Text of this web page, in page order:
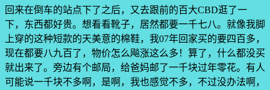
回来在倒车的站点下了之后，又去跟前的百大CBD逛了一
下，东西都好贵。想看看靴子，居然都要一千七八。就像我脚
上穿的这种短款的天美意的棉鞋，我07年回家买的要四百多，
现在都要八九百了，物价怎么飚涨这么多！算了，什么都没买
就出来了。旁边有个邮局，给爸妈邮了一千块过年零花。有人
可能说一千块不多啊，是啊，我也感觉不多，不过没办法啊，